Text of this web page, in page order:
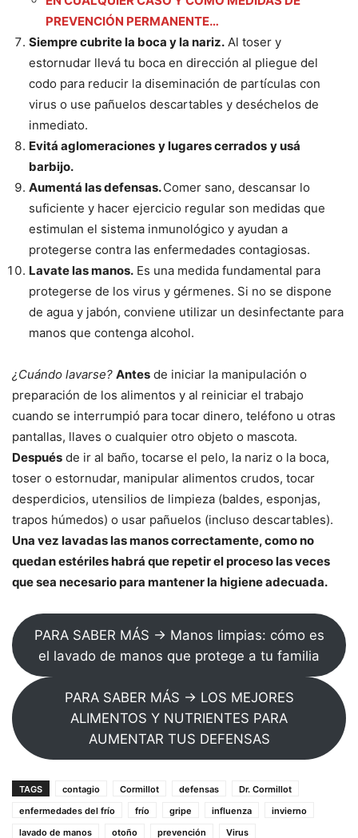
PREVENCIÓN PERMANENTE…
Siempre cubrite la boca y la nariz. Al toser y
estornudar llevá tu boca en dirección al pliegue del
codo para reducir la diseminación de partículas con
virus o use pañuelos descartables y deséchelos de
inmediato.
Evitá aglomeraciones y lugares cerrados y usá
barbijo.
Aumentá las defensas.Comer sano, descansar lo
suficiente y hacer ejercicio regular son medidas que
estimulan el sistema inmunológico y ayudan a
protegerse contra las enfermedades contagiosas.
Lavate las manos. Es una medida fundamental para
protegerse de los virus y gérmenes. Si no se dispone
de agua y jabón, conviene utilizar un desinfectante para
manos que contenga alcohol.
¿Cuándo lavarse? Antes de iniciar la manipulación o
preparación de los alimentos y al reiniciar el trabajo
cuando se interrumpió para tocar dinero, teléfono u otras
pantallas, llaves o cualquier otro objeto o mascota.
Después de ir al baño, tocarse el pelo, la nariz o la boca,
toser o estornudar, manipular alimentos crudos, tocar
desperdicios, utensilios de limpieza (baldes, esponjas,
trapos húmedos) o usar pañuelos (incluso descartables).
Una vez lavadas las manos correctamente, como no
quedan estériles habrá que repetir el proceso las veces
que sea necesario para mantener la higiene adecuada.
PARA SABER MÁS → Manos limpias: cómo es
el lavado de manos que protege a tu familia
PARA SABER MÁS → LOS MEJORES
ALIMENTOS Y NUTRIENTES PARA
AUMENTAR TUS DEFENSAS
TAGS contagio Cormillot defensas
Dr. Cormillot
enfermedades del frío
frío gripe influenza
invierno
lavado de manos
otoño prevención Virus